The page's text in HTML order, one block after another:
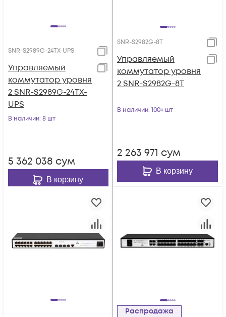
SNR-S2989G-24TX-UPS
Управляемый
коммутатор уровня
2 SNR-S2989G-24TX-
UPS
В наличии: 8 шт
5 362 038 сум
В корзину
SNR-S2982G-8T
Управляемый
коммутатор уровня
2 SNR-S2982G-8T
В наличии: 100+ шт
2 263 971 сум
В корзину
Распродажа